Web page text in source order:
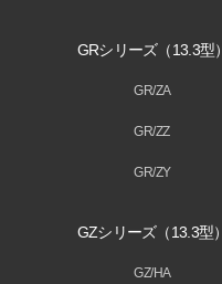
GRシリーズ（13.3型）
GR/ZA
GR/ZZ
GR/ZY
GZシリーズ（13.3型）
GZ/HA